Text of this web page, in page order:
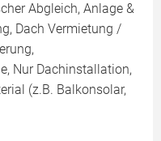
Abgleich, Anlage &
Dach Vermietung /
Nur Dachinstallation,
(z.B. Balkonsolar,